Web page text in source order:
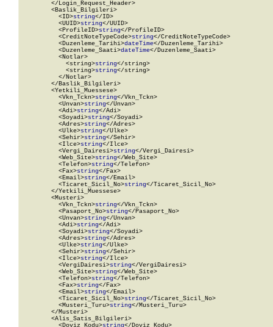
        </Login_Request_Header>
        <Baslik_Bilgileri>
          <ID>
string</ID>
          <UUID>
string</UUID>
          <ProfileID>
string</ProfileID>
          <CreditNoteTypeCode>
string</CreditNoteTypeCode>
          <Duzenleme_Tarihi>
dateTime</Duzenleme_Tarihi>
          <Duzenleme_Saati>
dateTime</Duzenleme_Saati>
          <Notlar>
            <string>
string</string>
            <string>
string</string>
          </Notlar>
        </Baslik_Bilgileri>
        <Yetkili_Muessese>
          <Vkn_Tckn>
string</Vkn_Tckn>
          <Unvan>
string</Unvan>
          <Adi>
string</Adi>
          <Soyadi>
string</Soyadi>
          <Adres>
string</Adres>
          <Ulke>
string</Ulke>
          <Sehir>
string</Sehir>
          <Ilce>
string</Ilce>
          <Vergi_Dairesi>
string</Vergi_Dairesi>
          <Web_Site>
string</Web_Site>
          <Telefon>
string</Telefon>
          <Fax>
string</Fax>
          <Email>
string</Email>
          <Ticaret_Sicil_No>
string</Ticaret_Sicil_No>
        </Yetkili_Muessese>
        <Musteri>
          <Vkn_Tckn>
string</Vkn_Tckn>
          <Pasaport_No>
string</Pasaport_No>
          <Unvan>
string</Unvan>
          <Adi>
string</Adi>
          <Soyadi>
string</Soyadi>
          <Adres>
string</Adres>
          <Ulke>
string</Ulke>
          <Sehir>
string</Sehir>
          <Ilce>
string</Ilce>
          <VergiDairesi>
string</VergiDairesi>
          <Web_Site>
string</Web_Site>
          <Telefon>
string</Telefon>
          <Fax>
string</Fax>
          <Email>
string</Email>
          <Ticaret_Sicil_No>
string</Ticaret_Sicil_No>
          <Musteri_Turu>
string</Musteri_Turu>
        </Musteri>
        <Alis_Satis_Bilgileri>
          <Doviz_Kodu>
string</Doviz_Kodu>